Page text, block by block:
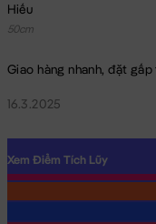
Heo
Hiếu
50cm
Giao hàng nhanh, đặt
16.3.2025
Xem Điểm Tích Lũy